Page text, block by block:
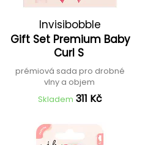
Invisibobble
Gift Set Premium Baby
Curl S
prémiová sada pro drobné
vlny a objem
Skladem 311 Kč